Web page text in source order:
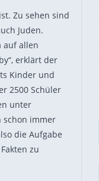
Zu sehen sind
Juden.
auf allen
erklärt der
Kinder und
2500 Schüler
unter
schon immer
die Aufgabe
zu